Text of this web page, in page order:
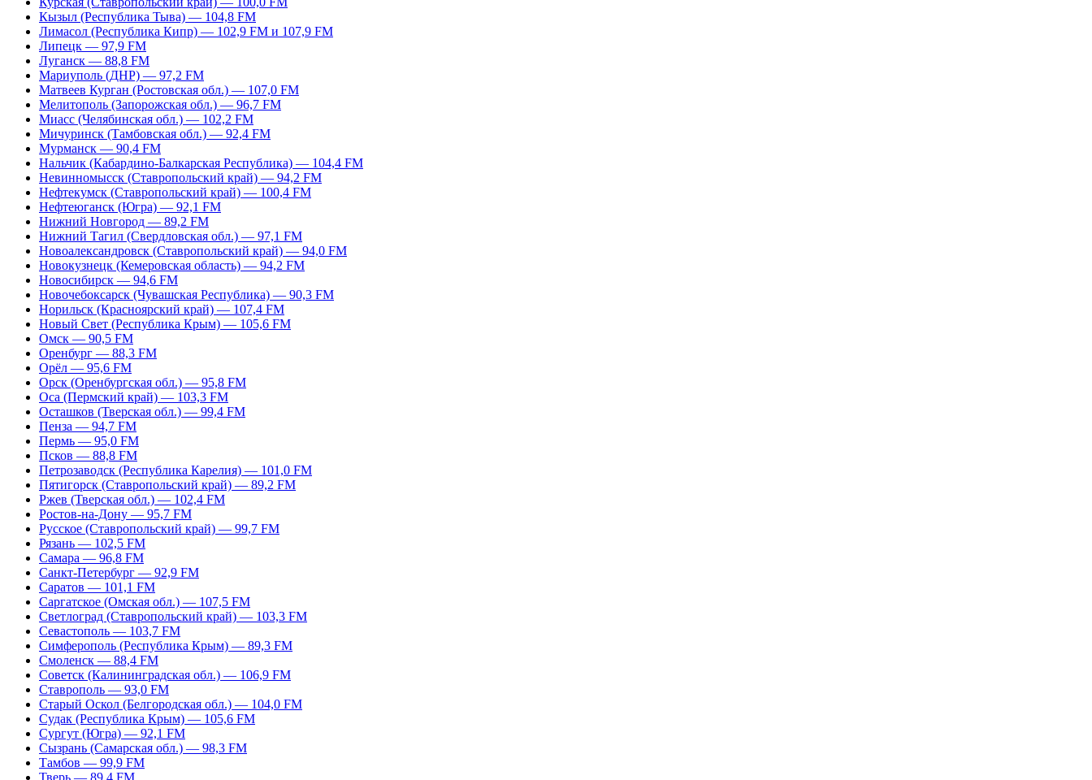
Кызыл (Республика Тыва) — 104,8 FM
Лимасол (Республика Кипр) — 102,9 FM и 107,9 FM
Липецк — 97,9 FM
Луганск — 88,8 FM
Мариуполь (ДНР) — 97,2 FM
Матвеев Курган (Ростовская обл.) — 107,0 FM
Мелитополь (Запорожская обл.) — 96,7 FM
Миасс (Челябинская обл.) — 102,2 FM
Мичуринск (Тамбовская обл.) — 92,4 FM
Мурманск — 90,4 FM
Нальчик (Кабардино-Балкарская Республика) — 104,4 FM
Невинномысск (Ставропольский край) — 94,2 FM
Нефтекумск (Ставропольский край) — 100,4 FM
Нефтеюганск (Югра) — 92,1 FM
Нижний Новгород — 89,2 FM
Нижний Тагил (Свердловская обл.) — 97,1 FM
Новоалександровск (Ставропольский край) — 94,0 FM
Новокузнецк (Кемеровская область) — 94,2 FM
Новосибирск — 94,6 FM
Новочебоксарск (Чувашская Республика) — 90,3 FM
Норильск (Красноярский край) — 107,4 FM
Новый Свет (Республика Крым) — 105,6 FM
Омск — 90,5 FM
Оренбург — 88,3 FM
Орёл — 95,6 FM
Орск (Оренбургская обл.) — 95,8 FM
Оса (Пермский край) — 103,3 FM
Осташков (Тверская обл.) — 99,4 FM
Пенза — 94,7 FM
Пермь — 95,0 FM
Псков — 88,8 FM
Петрозаводск (Республика Карелия) — 101,0 FM
Пятигорск (Ставропольский край) — 89,2 FM
Ржев (Тверская обл.) — 102,4 FM
Ростов-на-Дону — 95,7 FM
Русское (Ставропольский край) — 99,7 FM
Рязань — 102,5 FM
Самара — 96,8 FM
Санкт-Петербург — 92,9 FM
Саратов — 101,1 FM
Саргатское (Омская обл.) — 107,5 FM
Светлоград (Ставропольский край) — 103,3 FM
Севастополь — 103,7 FM
Симферополь (Республика Крым) — 89,3 FM
Смоленск — 88,4 FM
Советск (Калининградская обл.) — 106,9 FM
Ставрополь — 93,0 FM
Старый Оскол (Белгородская обл.) — 104,0 FM
Судак (Республика Крым) — 105,6 FM
Сургут (Югра) — 92,1 FM
Сызрань (Самарская обл.) — 98,3 FM
Тамбов — 99,9 FM
Тверь — 89,4 FM